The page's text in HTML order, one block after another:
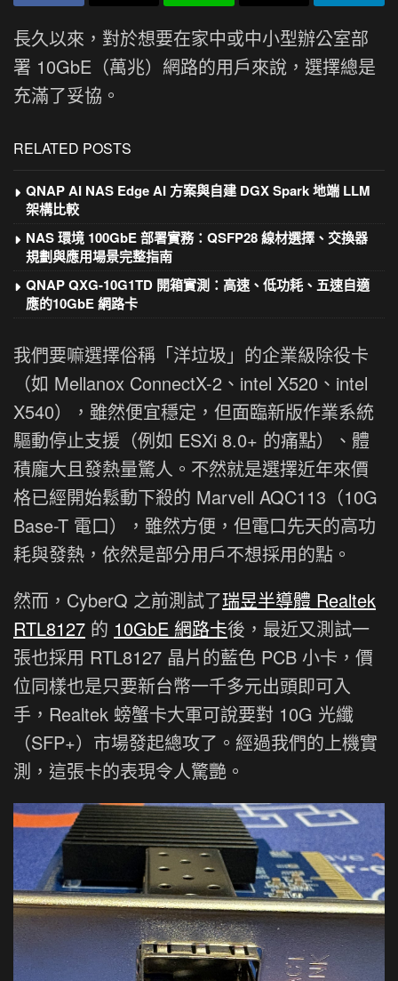
長久以來，對於想要在家中或中小型辦公室部
署 10GbE（萬兆）網路的用戶來說，選擇總是
充滿了妥協。
RELATED POSTS
QNAP AI NAS Edge AI 方案與自建 DGX Spark 地端 LLM
架構比較
NAS 環境 100GbE 部署實務：QSFP28 線材選擇、交換器
規劃與應用場景完整指南
QNAP QXG-10G1TD 開箱實測：高速、低功耗、五速自適
應的10GbE 網路卡
我們要嘛選擇俗稱「洋垃圾」的企業級除役卡
（如 Mellanox ConnectX-2、intel X520、intel
X540），雖然便宜穩定，但面臨新版作業系統
驅動停止支援（例如 ESXi 8.0+ 的痛點）、體
積龐大且發熱量驚人。不然就是選擇近年來價
格已經開始鬆動下殺的 Marvell AQC113（10G
Base-T 電口），雖然方便，但電口先天的高功
耗與發熱，依然是部分用戶不想採用的點。
然而，CyberQ 之前測試了瑞昱半導體 Realtek
RTL8127 的 10GbE 網路卡後，最近又測試一
張也採用 RTL8127 晶片的藍色 PCB 小卡，價
位同樣也是只要新台幣一千多元出頭即可入
手，Realtek 螃蟹卡大軍可說要對 10G 光纖
（SFP+）市場發起總攻了。經過我們的上機實
測，這張卡的表現令人驚艷。